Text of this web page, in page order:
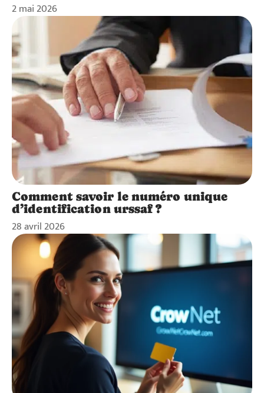
2 mai 2026
Comment savoir le numéro unique
d’identification urssaf ?
28 avril 2026